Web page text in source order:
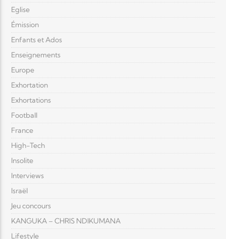
Eglise
Émission
Enfants et Ados
Enseignements
Europe
Exhortation
Exhortations
Football
France
High-Tech
Insolite
Interviews
Israël
Jeu concours
KANGUKA – CHRIS NDIKUMANA
Lifestyle